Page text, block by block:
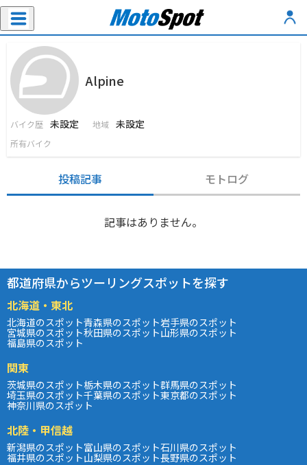
Alpine
バイク歴 未設定 地域 未設定
所有バイク
投稿記事 モトログ
記事はありません。
都道府県からツーリングスポットを探す
北海道・東北
北海道のスポット青森県のスポット岩手県のスポット
宮城県のスポット秋田県のスポット山形県のスポット
福島県のスポット
関東
茨城県のスポット栃木県のスポット群馬県のスポット
埼玉県のスポット千葉県のスポット東京都のスポット
神奈川県のスポット
北陸・甲信越
新潟県のスポット富山県のスポット石川県のスポット
福井県のスポット山梨県のスポット長野県のスポット